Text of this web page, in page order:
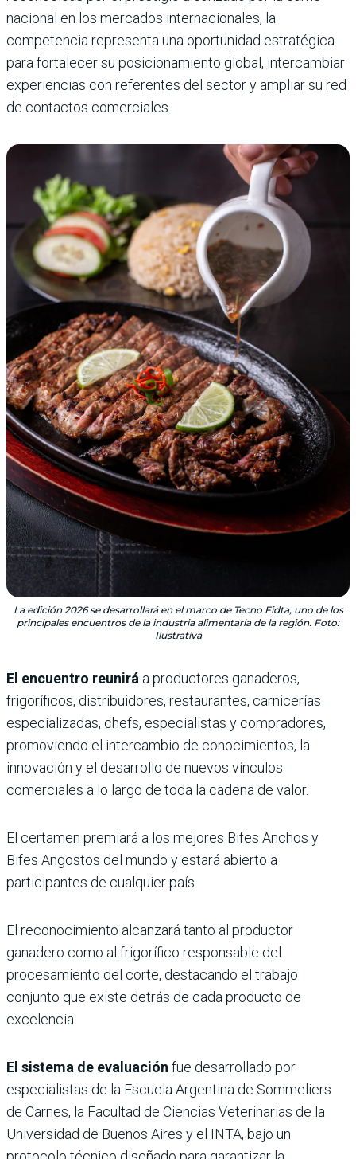
nacional en los mercados internacionales, la
competencia representa una oportunidad estratégica
para fortalecer su posicionamiento global, intercambiar
experiencias con referentes del sector y ampliar su red
de contactos comerciales.
La edición 2026 se desarrollará en el marco de Tecno Fidta, uno de los
principales encuentros de la industria alimentaria de la región. Foto:
Ilustrativa
El encuentro reunirá a productores ganaderos,
frigoríficos, distribuidores, restaurantes, carnicerías
especializadas, chefs, especialistas y compradores,
promoviendo el intercambio de conocimientos, la
innovación y el desarrollo de nuevos vínculos
comerciales a lo largo de toda la cadena de valor.
El certamen premiará a los mejores Bifes Anchos y
Bifes Angostos del mundo y estará abierto a
participantes de cualquier país.
El reconocimiento alcanzará tanto al productor
ganadero como al frigorífico responsable del
procesamiento del corte, destacando el trabajo
conjunto que existe detrás de cada producto de
excelencia.
El sistema de evaluación fue desarrollado por
especialistas de la Escuela Argentina de Sommeliers
de Carnes, la Facultad de Ciencias Veterinarias de la
Universidad de Buenos Aires y el INTA, bajo un